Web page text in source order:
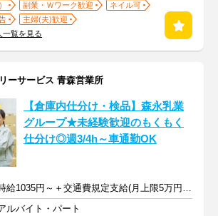
副業・Ｗワーク歓迎
ネイル可
主婦(夫)歓迎
一覧を見る
ーサービス 青森営業所
【倉庫内仕分け・検品】森永乳業
グループ★未経験歓迎のもくもく
仕分け◎週3/4h～車通勤OK
時給1035円～＋交通費規定支給(月上限5万円まで)
ルバイト・パート